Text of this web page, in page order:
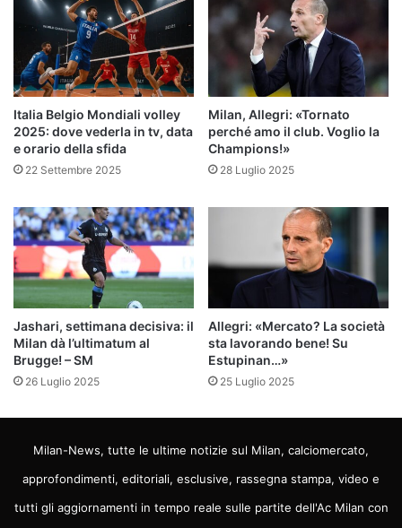
Italia Belgio Mondiali volley
2025: dove vederla in tv, data
e orario della sfida
22 Settembre 2025
Milan, Allegri: «Tornato
perché amo il club. Voglio la
Champions!»
28 Luglio 2025
Jashari, settimana decisiva: il
Milan dà l’ultimatum al
Brugge! – SM
26 Luglio 2025
Allegri: «Mercato? La società
sta lavorando bene! Su
Estupinan…»
25 Luglio 2025
Milan-News, tutte le ultime notizie sul Milan, calciomercato,
approfondimenti, editoriali, esclusive, rassegna stampa, video e
tutti gli aggiornamenti in tempo reale sulle partite dell'Ac Milan con